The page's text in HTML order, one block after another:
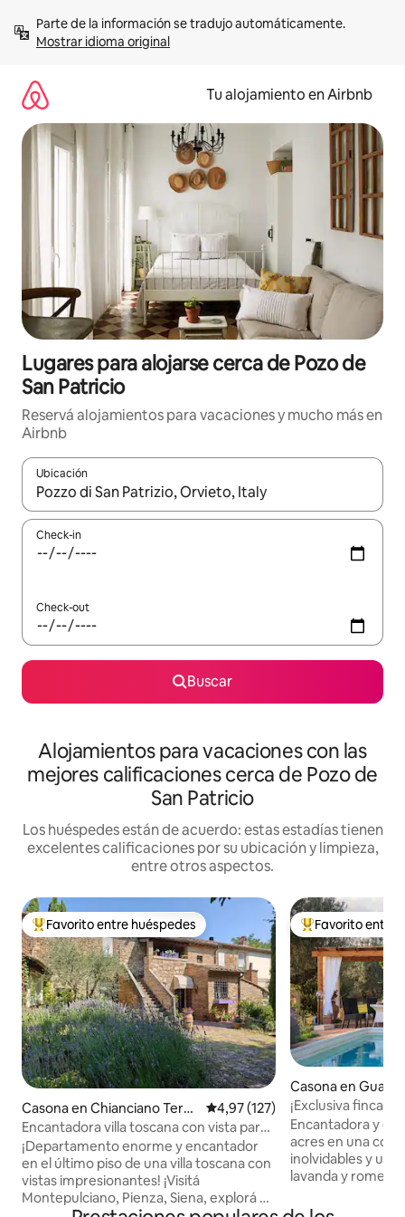
contenidoMostrar idioma original
Tu alojamiento en Airbnb
Lugares para alojarse cerca de Pozo de
San Patricio
Reservá alojamientos para vacaciones y mucho más en
Airbnb
Ubicación
Cuando los resultados estén disponibles, navegá con las
Check-in
Check-out
Buscar
Alojamientos para vacaciones con las
mejores calificaciones cerca de Pozo de
San Patricio
Los huéspedes están de acuerdo: estas estadías tienen
excelentes calificaciones por su ubicación y limpieza,
entre otros aspectos.
Favorito entre los huéspedes más destacados
Favorito entre huéspedes
Casona en Chianciano Term
e
Calificación promedio: 4,97 de
4,97 (127)
Encantadora villa toscana con vista para
la familia y los amigos
¡Departamento enorme y encantador
en el último piso de una villa toscana con
vistas impresionantes! ¡Visitá
Montepulciano, Pienza, Siena, explorá el
Favorito entre
Favorito entre
Casona en
¡Exclusiva finca
olivar!
Encantadora y
acres en una
inolvidables y
lavanda y
Starlink. Muy privado y tranquilo 2 pisos,